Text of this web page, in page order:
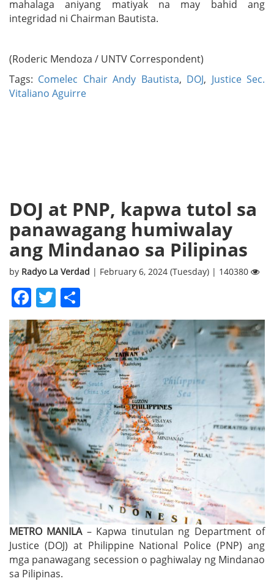
mahalaga aniyang matiyak na may bahid ang
integridad ni Chairman Bautista.
(Roderic Mendoza / UNTV Correspondent)
Tags: Comelec Chair Andy Bautista, DOJ, Justice Sec.
Vitaliano Aguirre
DOJ at PNP, kapwa tutol sa
panawagang humiwalay
ang Mindanao sa Pilipinas
by Radyo La Verdad | February 6, 2024 (Tuesday) | 140380
Facebook
Twitter
METRO MANILA– Kapwa tinutulan ng Department of
Justice (DOJ) at Philippine National Police (PNP) ang
mga panawagang secession o paghiwalay ng Mindanao
sa Pilipinas.